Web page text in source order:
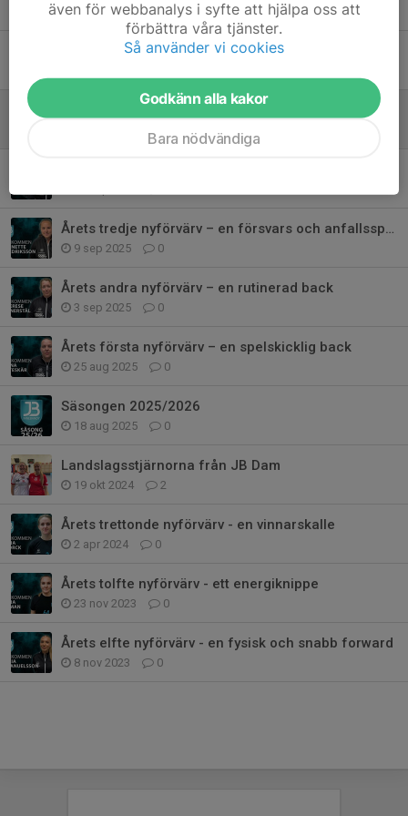
24 maj, 16:54 1
Hon är tillbaka!
Premiär i 3v3 serien
Årets tredje nyförvärv – en försvars och anfallsspelare
9 sep 2025 0
Årets andra nyförvärv – en rutinerad back
3 sep 2025 0
Årets första nyförvärv – en spelskicklig back
25 aug 2025 0
Säsongen 2025/2026
18 aug 2025 0
Landslagsstjärnorna från JB Dam
19 okt 2024 2
Årets trettonde nyförvärv - en vinnarskalle
2 apr 2024 0
Årets tolfte nyförvärv - ett energiknippe
23 nov 2023 0
Årets elfte nyförvärv - en fysisk och snabb forward
8 nov 2023 0
även för webbanalys i syfte att hjälpa oss att
förbättra våra tjänster.
Så använder vi cookies
Godkänn alla kakor
Bara nödvändiga